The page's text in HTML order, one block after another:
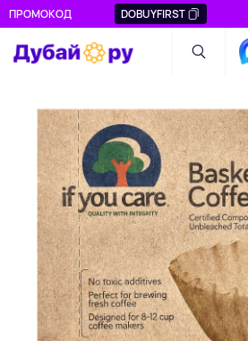
ПРОМОКОД DOBUYFIRST